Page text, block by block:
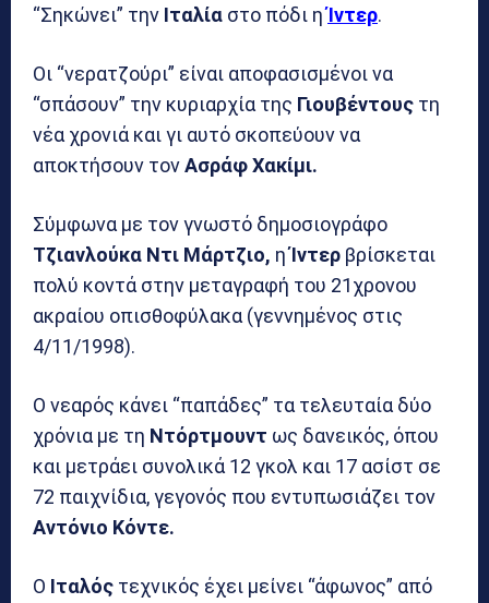
“Σηκώνει” την Ιταλία στο πόδι ηΊντερ.
Οι “νερατζούρι” είναι αποφασισμένοι να
“σπάσουν” την κυριαρχία της Γιουβέντους τη
νέα χρονιά και γι αυτό σκοπεύουν να
αποκτήσουν τονΑσράφ Χακίμι.
Σύμφωνα με τον γνωστό δημοσιογράφο
Τζιανλούκα Ντι Μάρτζιο, ηΊντερ βρίσκεται
πολύ κοντά στην μεταγραφή του 21χρονου
ακραίου οπισθοφύλακα (γεννημένος στις
4/11/1998).
Ο νεαρός κάνει “παπάδες” τα τελευταία δύο
χρόνια με τη Ντόρτμουντ ως δανεικός, όπου
και μετράει συνολικά 12 γκολ και 17 ασίστ σε
72 παιχνίδια, γεγονός που εντυπωσιάζει τον
Αντόνιο Κόντε.
Ο Ιταλός τεχνικός έχει μείνει “άφωνος” από